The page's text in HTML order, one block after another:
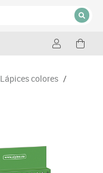
CERRAR
Lápices colores /